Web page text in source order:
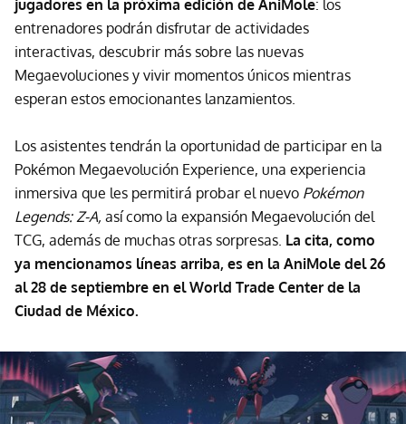
jugadores en la próxima edición de AniMole: los
entrenadores podrán disfrutar de actividades
interactivas, descubrir más sobre las nuevas
Megaevoluciones y vivir momentos únicos mientras
esperan estos emocionantes lanzamientos.
Los asistentes tendrán la oportunidad de participar en la
Pokémon Megaevolución Experience, una experiencia
inmersiva que les permitirá probar el nuevo Pokémon
Legends: Z-A, así como la expansión Megaevolución del
TCG, además de muchas otras sorpresas. La cita, como
ya mencionamos líneas arriba, es en la AniMole del 26
al 28 de septiembre en el World Trade Center de la
Ciudad de México.